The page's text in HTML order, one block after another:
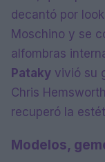
decantó por
Moschino y se
alfombras
Pataky vivió su
Chris
recuperó la
Modelos,